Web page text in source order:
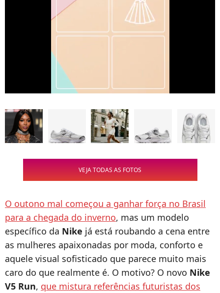
VEJA TODAS AS FOTOS
O outono mal começou a ganhar força no Brasil
para a chegada do inverno, mas um modelo
específico da Nike já está roubando a cena entre
as mulheres apaixonadas por moda, conforto e
aquele visual sofisticado que parece muito mais
caro do que realmente é. O motivo? O novo Nike
V5 Run, que mistura referências futuristas dos